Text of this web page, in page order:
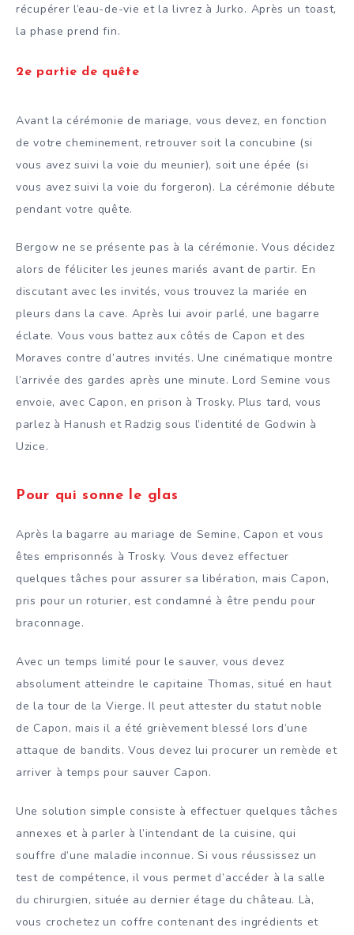
récupérer l’eau-de-vie et la livrez à Jurko. Après un toast,
la phase prend fin.
2e partie de quête
Avant la cérémonie de mariage, vous devez, en fonction
de votre cheminement, retrouver soit la concubine (si
vous avez suivi la voie du meunier), soit une épée (si
vous avez suivi la voie du forgeron). La cérémonie débute
pendant votre quête.
Bergow ne se présente pas à la cérémonie. Vous décidez
alors de féliciter les jeunes mariés avant de partir. En
discutant avec les invités, vous trouvez la mariée en
pleurs dans la cave. Après lui avoir parlé, une bagarre
éclate. Vous vous battez aux côtés de Capon et des
Moraves contre d’autres invités. Une cinématique montre
l’arrivée des gardes après une minute. Lord Semine vous
envoie, avec Capon, en prison à Trosky. Plus tard, vous
parlez à Hanush et Radzig sous l’identité de Godwin à
Uzice.
Pour qui sonne le glas
Après la bagarre au mariage de Semine, Capon et vous
êtes emprisonnés à Trosky. Vous devez effectuer
quelques tâches pour assurer sa libération, mais Capon,
pris pour un roturier, est condamné à être pendu pour
braconnage.
Avec un temps limité pour le sauver, vous devez
absolument atteindre le capitaine Thomas, situé en haut
de la tour de la Vierge. Il peut attester du statut noble
de Capon, mais il a été grièvement blessé lors d’une
attaque de bandits. Vous devez lui procurer un remède et
arriver à temps pour sauver Capon.
Une solution simple consiste à effectuer quelques tâches
annexes et à parler à l’intendant de la cuisine, qui
souffre d’une maladie inconnue. Si vous réussissez un
test de compétence, il vous permet d’accéder à la salle
du chirurgien, située au dernier étage du château. Là,
vous crochetez un coffre contenant des ingrédients et